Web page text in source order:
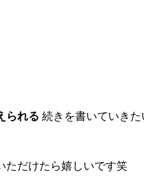
られる 続きを書いていき
ただけたら嬉しいです笑